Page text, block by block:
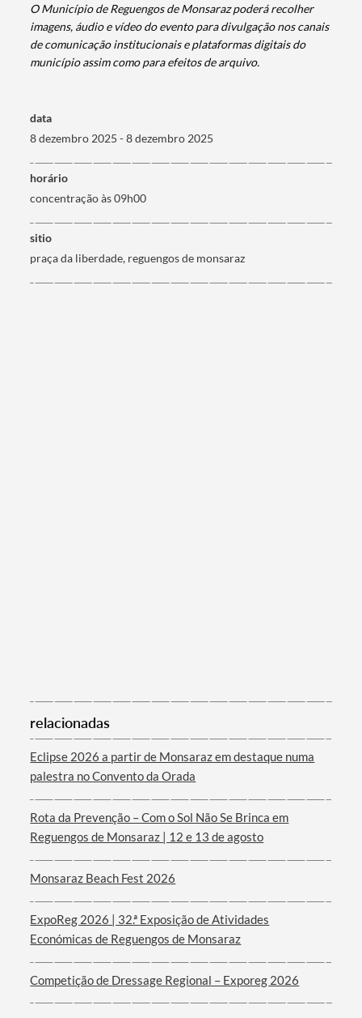
Categorias gerais
O Município de Reguengos de Monsaraz poderá recolher
imagens, áudio e vídeo do evento para divulgação nos canais
de comunicação institucionais e plataformas digitais do
município assim como para efeitos de arquivo.
data
8 dezembro 2025 - 8 dezembro 2025
horário
concentração às 09h00
sitio
praça da liberdade, reguengos de monsaraz
relacionadas
Eclipse 2026 a partir de Monsaraz em destaque numa
palestra no Convento da Orada
Rota da Prevenção – Com o Sol Não Se Brinca em
Reguengos de Monsaraz | 12 e 13 de agosto
Monsaraz Beach Fest 2026
ExpoReg 2026 | 32.ª Exposição de Atividades
Económicas de Reguengos de Monsaraz
Competição de Dressage Regional – Exporeg 2026